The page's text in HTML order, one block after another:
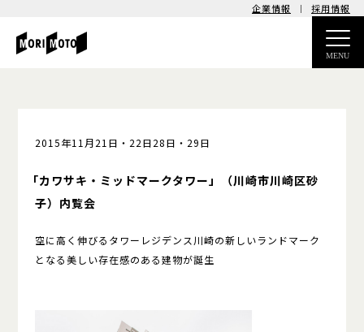
MENU
企業情報 採用情報
2015年11月21日・22日28日・29日
「カワサキ・ミッドマークタワー」
（川崎市川崎区砂
子） 内覧会
空に高く伸びるタワーレジデンス 川崎の新しいランドマーク
となる美しい存在感のある建物が誕生